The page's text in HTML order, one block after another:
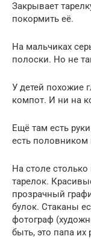
Закрывает
покормить её.
На мальчиках
полоски. Но не
У детей похожие
компот. И ни на
Ещё там есть
есть половником
На столе
тарелок.
прозрачный
булок. Стаканы
фотограф
быть, это папа их